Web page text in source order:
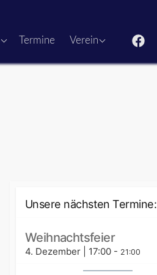
Termine Verein
Historie
Vorstand/Kontakt
Unsere nächsten Termine:
Weihnachtsfeier
4. Dezember | 17:00 - 21:00